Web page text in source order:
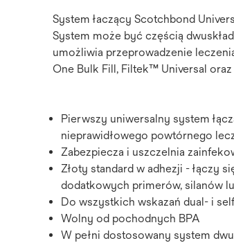
System łaczący Scotchbond
System może być częścią
umożliwia przeprowadzenie
One Bulk Fill, Filtek™ Universal
Pierwszy uniwersalny system
nieprawidłowego powtórnego
Zabezpiecza i uszczelnia
Złoty standard w adhezji - łączy
dodatkowych primerów, silanów
Do wszystkich wskazań dual- i
Wolny od pochodnych BPA
W pełni dostosowany system